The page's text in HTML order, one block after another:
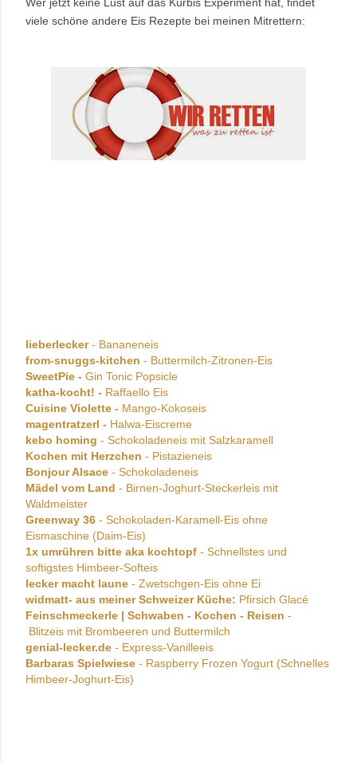
viele schöne andere Eis Rezepte bei meinen Mitrettern:
lieberlecker- Bananeneis
from-snuggs-kitchen - Buttermilch-Zitronen-Eis
SweetPie - Gin Tonic Popsicle
katha-kocht! - Raffaello Eis
Cuisine Violette - Mango-Kokoseis
magentratzerl - Halwa-Eiscreme
kebo homing - Schokoladeneis mit Salzkaramell
Kochen mit Herzchen - Pistazieneis
Bonjour Alsace - Schokoladeneis
Mädel vom Land - Birnen-Joghurt-Steckerleis mit
Waldmeister
Greenway 36 - Schokoladen-Karamell-Eis ohne
Eismaschine (Daim-Eis)
1x umrühren bitte aka kochtopf - Schnellstes und
softigstes Himbeer-Softeis
lecker macht laune - Zwetschgen-Eis ohne Ei
widmatt- aus meiner Schweizer Küche: Pfirsich Glacé
Feinschmeckerle | Schwaben - Kochen - Reisen -
Blitzeis mit Brombeeren und Buttermilch
genial-lecker.de - Express-Vanilleeis
Barbaras Spielwiese - Raspberry Frozen Yogurt (Schnelles
Himbeer-Joghurt-Eis)